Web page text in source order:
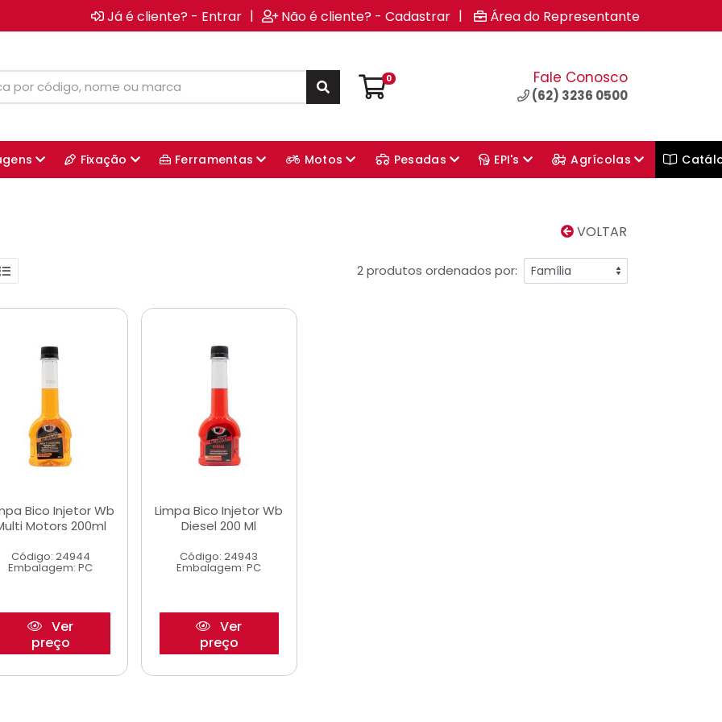
Já é cliente? - Entrar | Não é cliente? - Cadastrar | Área do Representante
0 Fale Conosco
(62) 3236 0500
Fixação Ferramentas Motos Pesadas EPI's Agrícolas
VOLTAR
2 produtos ordenados por:
Bico Injetor Wb
Motors 200ml
Código: 24944
Embalagem: PC
Ver
preço
Limpa Bico Injetor Wb
Diesel 200 Ml
Código: 24943
Embalagem: PC
Ver
preço